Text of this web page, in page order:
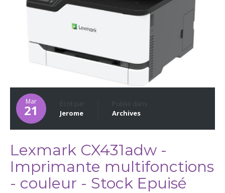
Mar
21
Écrit par
Jerome
Publié dans
Archives
Lexmark CX431adw -
Imprimante multifonctions
- couleur - Stock Epuisé